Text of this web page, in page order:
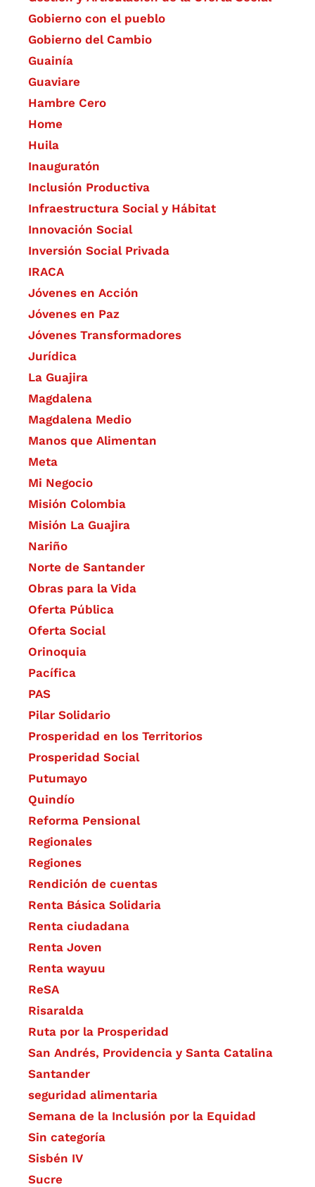
Gobierno con el pueblo
Gobierno del Cambio
Guainía
Guaviare
Hambre Cero
Home
Huila
Inauguratón
Inclusión Productiva
Infraestructura Social y Hábitat
​Innovación Social
Inversión Social Privada
IRACA
Jóvenes en Acción
Jóvenes en Paz
Jóvenes Transformadores
Jurídica
La Guajira
Magdalena
Magdalena Medio
Manos que Alimentan
Meta
Mi Negocio
Misión Colombia
Misión La Guajira
Nariño
Norte de Santander
Obras para la Vida
Oferta Pública
Oferta Social​​
Orinoquia
Pacífica
PAS
Pilar Solidario
Prosperidad en los Territorios
Prosperidad Social
Putumayo
Quindío
Reforma Pensional
Regionales
Regiones
Rendición de cuentas
Renta Básica Solidaria
Renta ciudadana
Renta Joven
Renta wayuu
ReSA
Risaralda
Ruta por la Prosperidad
San Andrés, Providencia y Santa Catalina
Santander
seguridad alimentaria
Semana de la Inclusión por la Equidad
Sin categoría
Sisbén IV
Sucre